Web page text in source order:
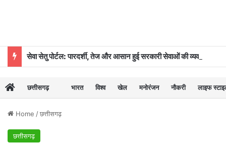
छत्तीसगढ़ भारत विश्व खेल मनोरंजन नौकरी लाइफ
Home /छत्तीसगढ़
छत्तीसगढ़